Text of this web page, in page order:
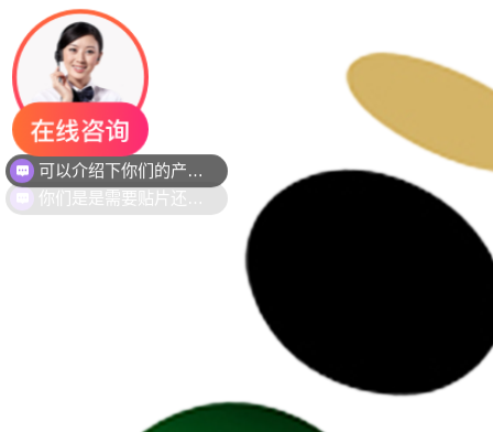
你们是是需要贴片还是插件灯珠呢？